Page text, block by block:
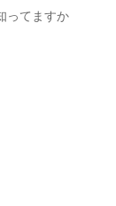
ってますか